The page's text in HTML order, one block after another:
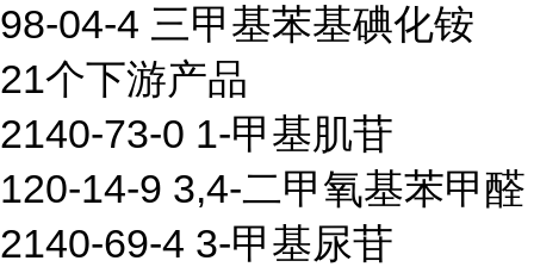
98-04-4 三甲基苯基碘化铵
21个下游产品
2140-73-0 1-甲基肌苷
120-14-9 3,4-二甲氧基苯甲醛
2140-69-4 3-甲基尿苷